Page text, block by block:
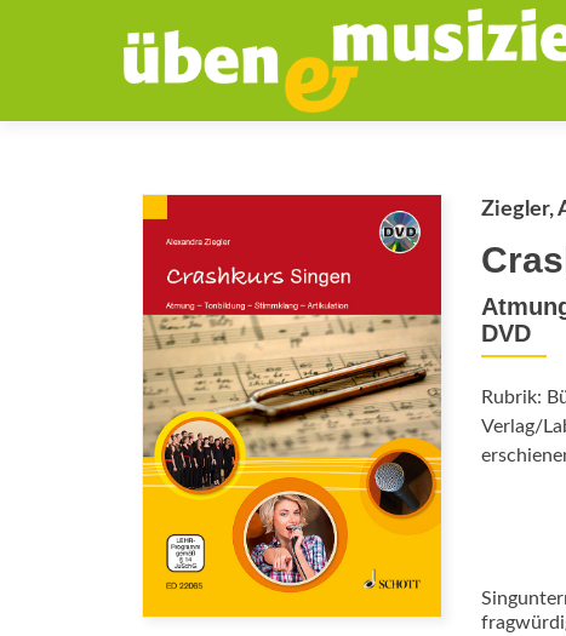
Ziegler,
DVD
Rubrik:
Verlag/